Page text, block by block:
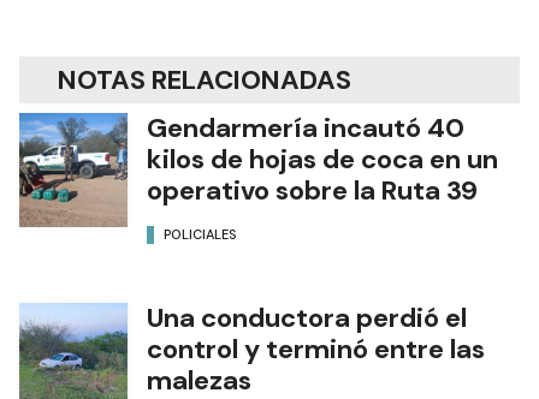
NOTAS RELACIONADAS
Gendarmería incautó 40
kilos de hojas de coca en un
operativo sobre la Ruta 39
POLICIALES
Una conductora perdió el
control y terminó entre las
malezas